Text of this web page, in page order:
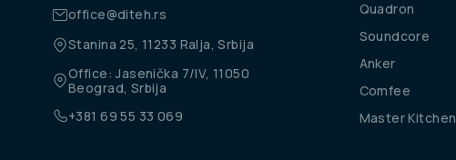
office@diteh.rs
Stanina 25, 11233 Ralja, Srbija
Office: Jasenička 7/IV, 11050
Beograd, Srbija
+381 69 55 33 069
Quadron
Soundcore
Anker
Comfee
Master Kitchen